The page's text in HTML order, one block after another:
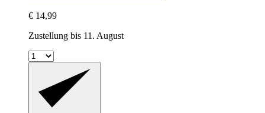
€ 14,99
Zustellung bis 11. August